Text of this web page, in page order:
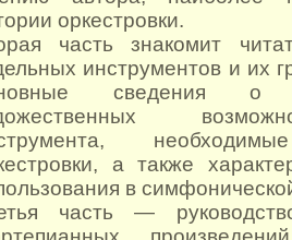
оркестровки.
часть знакомит
инструментов и их
сведения о
а также
в
часть —